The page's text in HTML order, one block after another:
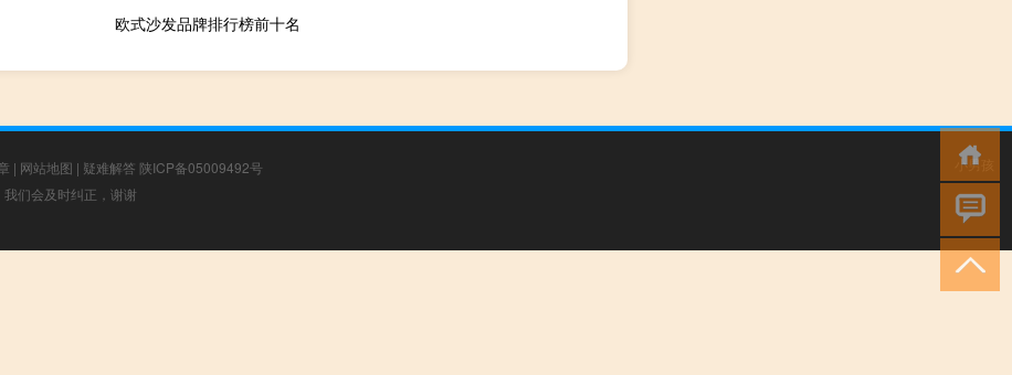
欧式沙发品牌排行榜前十名
| 网站地图 | 疑难解答 陕ICP备05009492号
们会及时纠正，谢谢
小男孩